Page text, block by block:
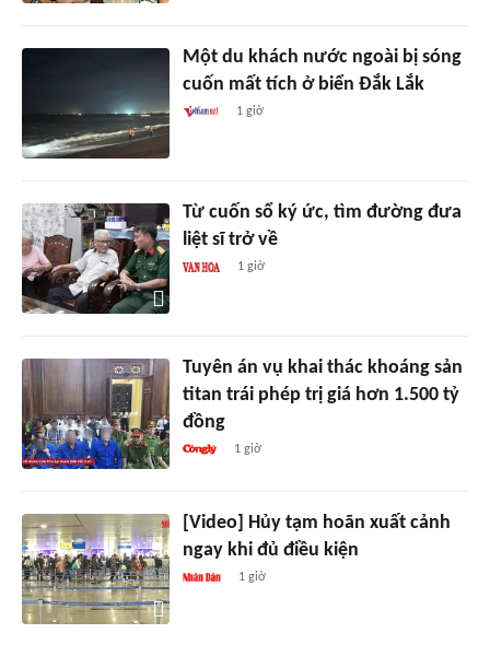
Một du khách nước ngoài bị sóng
cuốn mất tích ở biển Đắk Lắk
1 giờ
Từ cuốn sổ ký ức, tìm đường đưa
liệt sĩ trở về
1 giờ
Tuyên án vụ khai thác khoáng sản
titan trái phép trị giá hơn 1.500 tỷ
đồng
1 giờ
[Video] Hủy tạm hoãn xuất cảnh
ngay khi đủ điều kiện
1 giờ